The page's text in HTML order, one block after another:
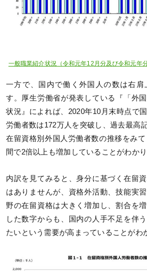
一般職業紹介状況（令和元年12月分及び令和元年
一方で、国内で働く外国人の数は右肩
す。厚生労働省が発表している『「外
状況』によれば、2020年10月末時点で
労働者数は172万人を突破し、過去最高
在留資格別外国人労働者数の推移をみ
間で2倍以上も増加していることがわかり
内訳を見てみると、身分に基づく在留
はありませんが、資格外活動、技能実
野の在留資格は大きく増加し、割合を
した数字からも、国内の人手不足を伴
たいという需要が高まっていることがわ